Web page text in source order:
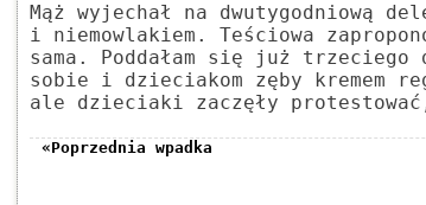
Mąż wyjechał na dwutygodniową
i niemowlakiem. Teściowa
sama. Poddałam się już trzeciego
sobie i dzieciakom zęby kremem
ale dzieciaki zaczęły
«Poprzednia wpadka